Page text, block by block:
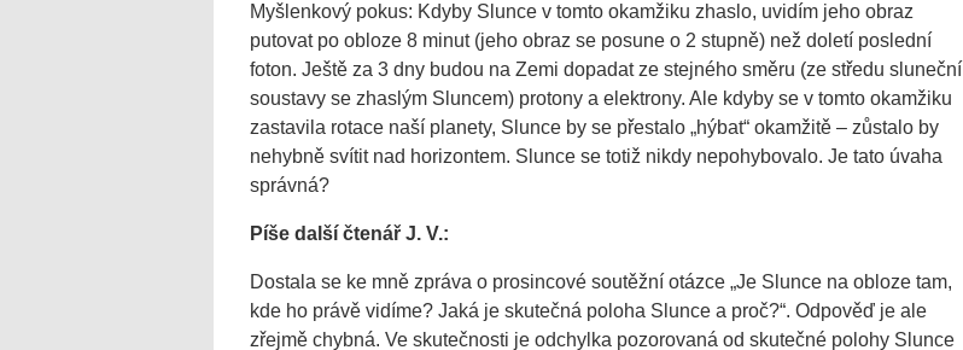
Myšlenkový pokus: Kdyby Slunce v tomto okamžiku zhaslo, uvidím jeho obraz
putovat po obloze 8 minut (jeho obraz se posune o 2 stupně) než doletí poslední
foton. Ještě za 3 dny budou na Zemi dopadat ze stejného směru (ze středu sluneční
soustavy se zhaslým Sluncem) protony a elektrony. Ale kdyby se v tomto okamžiku
zastavila rotace naší planety, Slunce by se přestalo „hýbat“ okamžitě – zůstalo by
nehybně svítit nad horizontem. Slunce se totiž nikdy nepohybovalo. Je tato úvaha
správná?
Píše další čtenář J. V.:
Dostala se ke mně zpráva o prosincové soutěžní otázce „Je Slunce na obloze tam,
kde ho právě vidíme? Jaká je skutečná poloha Slunce a proč?“. Odpověď je ale
zřejmě chybná. Ve skutečnosti je odchylka pozorovaná od skutečné polohy Slunce